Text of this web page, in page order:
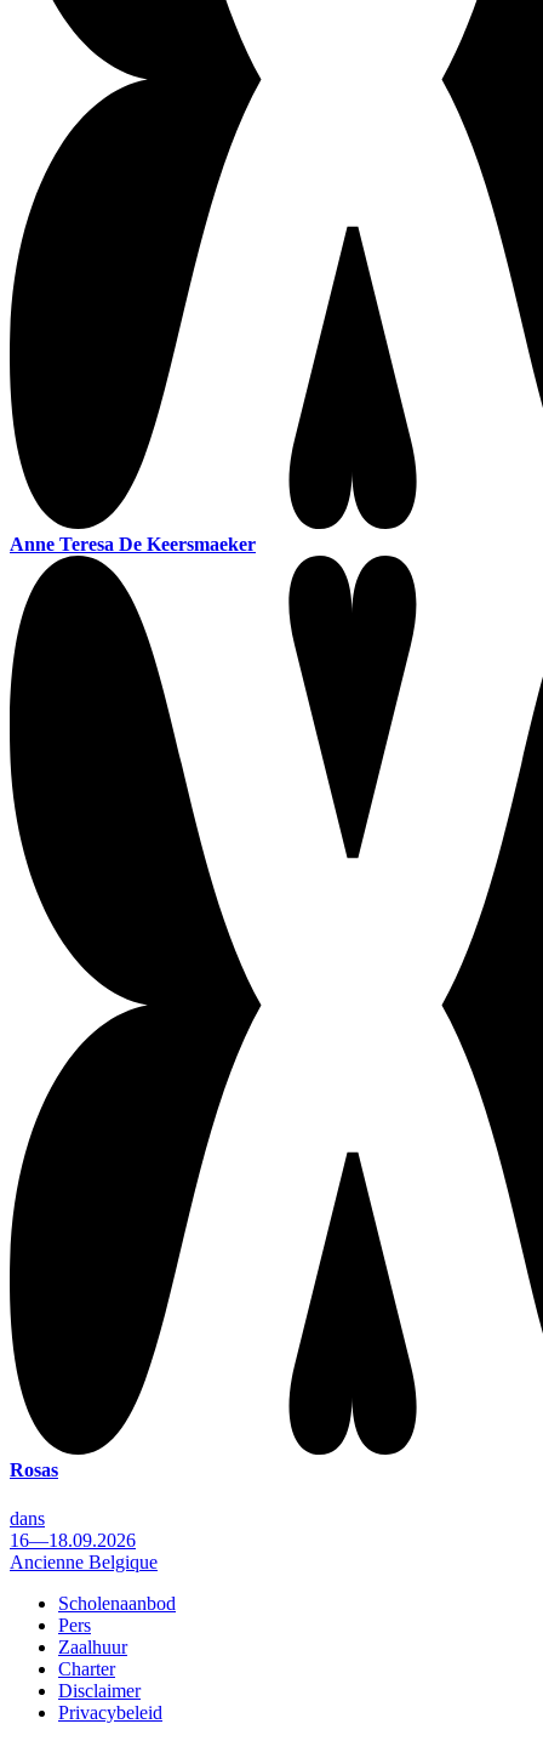
Anne Teresa De Keersmaeker
Rosas
dans
16—18.09.2026
Ancienne Belgique
Footer
Scholenaanbod
Pers
Zaalhuur
Charter
Disclaimer
Privacybeleid